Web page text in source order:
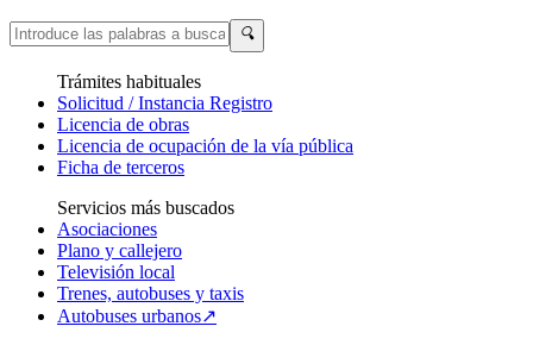
🔍
Trámites habituales
Solicitud / Instancia Registro
Licencia de obras
Licencia de ocupación de la vía pública
Ficha de terceros
Servicios más buscados
Asociaciones
Plano y callejero
Televisión local
Trenes, autobuses y taxis
Autobuses urbanos↗